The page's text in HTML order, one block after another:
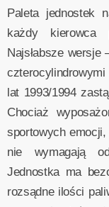
Paleta jednostek
każdy
Najsłabsze wersje
lat 1993/1994
Chociaż
sportowych
nie wymagają
Jednostka ma
rozsądne ilości